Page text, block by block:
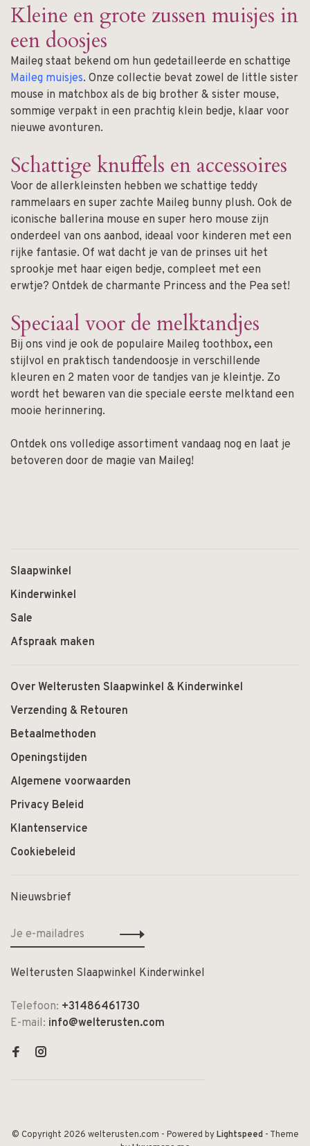
Kleine en grote zussen muisjes in
een doosjes
Maileg staat bekend om hun gedetailleerde en schattige
Maileg muisjes. Onze collectie bevat zowel de little sister
mouse in matchbox als de big brother & sister mouse,
sommige verpakt in een prachtig klein bedje, klaar voor
nieuwe avonturen.
Schattige knuffels en accessoires
Voor de allerkleinsten hebben we schattige teddy
rammelaars en super zachte Maileg bunny plush. Ook de
iconische ballerina mouse en super hero mouse zijn
onderdeel van ons aanbod, ideaal voor kinderen met een
rijke fantasie. Of wat dacht je van de prinses uit het
sprookje met haar eigen bedje, compleet met een
erwtje? Ontdek de charmante Princess and the Pea set!
Speciaal voor de melktandjes
Bij ons vind je ook de populaire Maileg toothbox, een
stijlvol en praktisch tandendoosje in verschillende
kleuren en 2 maten voor de tandjes van je kleintje. Zo
wordt het bewaren van die speciale eerste melktand een
mooie herinnering.
Ontdek ons volledige assortiment vandaag nog en laat je
betoveren door de magie van Maileg!
Slaapwinkel
Kinderwinkel
Sale
Afspraak maken
Over Welterusten Slaapwinkel & Kinderwinkel
Verzending & Retouren
Betaalmethoden
Openingstijden
Algemene voorwaarden
Privacy Beleid
Klantenservice
Cookiebeleid
Nieuwsbrief
Welterusten Slaapwinkel Kinderwinkel
Telefoon: +31486461730
E-mail: info@welterusten.com
© Copyright 2026 welterusten.com - Powered byLightspeed- Theme